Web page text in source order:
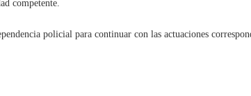
competente.
policial para continuar con las actuaciones